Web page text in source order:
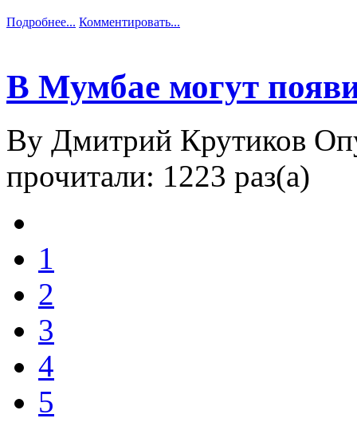
Подробнее... Комментировать...
В Мумбае могут
By Дмитрий Крутиков
прочитали: 1223 раз(а)
1
2
3
4
5